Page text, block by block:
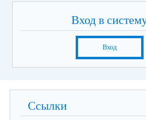
Вход в
Вход
Ссылки